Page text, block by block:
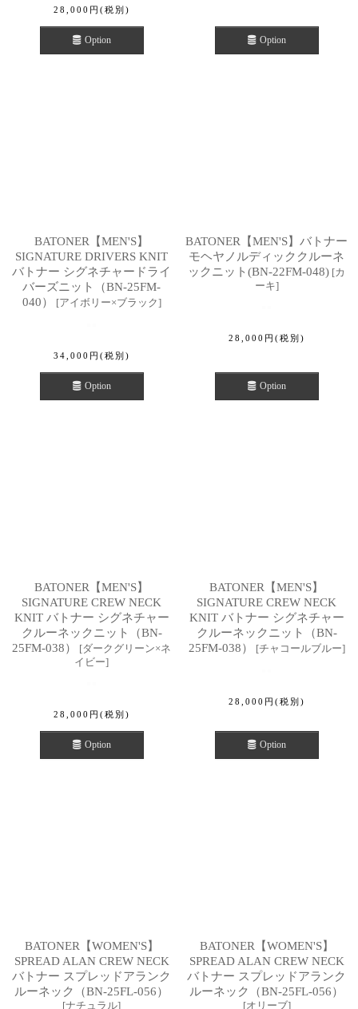
28,000 円 (税別)
Option Option
BATONER【MEN'S】
SIGNATURE DRIVERS KNIT
バトナー シグネチャードライ
バーズニット（BN-25FM-
040）
[アイボリー×ブラック]
34,000 円 (税別)
Option
BATONER【MEN'S】バトナー
モヘヤノルディッククルーネ
ックニット(BN-22FM-048) [カ
ーキ]
28,000 円 (税別)
Option
BATONER【MEN'S】
SIGNATURE CREW NECK
KNIT バトナー シグネチャー
クルーネックニット（BN-
25FM-038）
[ダークグリーン×ネ
イビー]
28,000 円 (税別)
Option
BATONER【MEN'S】
SIGNATURE CREW NECK
KNIT バトナー シグネチャー
クルーネックニット（BN-
25FM-038）
[チャコールブルー]
28,000 円 (税別)
Option
BATONER【WOMEN'S】
SPREAD ALAN CREW NECK
バトナー スプレッドアランク
ルーネック（BN-25FL-056）
[ナチュラル]
BATONER【WOMEN'S】
SPREAD ALAN CREW NECK
バトナー スプレッドアランク
ルーネック（BN-25FL-056）
[オリーブ]